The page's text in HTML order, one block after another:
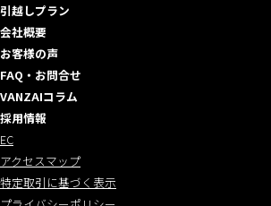
引越しプラン
会社概要
お客様の声
FAQ・お問合せ
VANZAIコラム
採用情報
EC
アクセスマップ
特定取引に基づく表示